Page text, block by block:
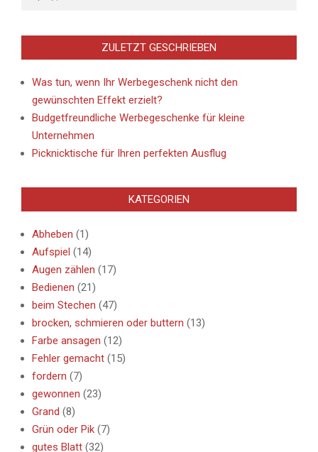
ZULETZT GESCHRIEBEN
Was tun, wenn Ihr Werbegeschenk nicht den
gewünschten Effekt erzielt?
Budgetfreundliche Werbegeschenke für kleine
Unternehmen
Picknicktische für Ihren perfekten Ausflug
KATEGORIEN
Abheben (1)
Aufspiel (14)
Augen zählen (17)
Bedienen (21)
beim Stechen (47)
brocken, schmieren oder buttern (13)
Farbe ansagen (12)
Fehler gemacht (15)
fordern (7)
gewonnen (23)
Grand (8)
Grün oder Pik (7)
gutes Blatt (32)